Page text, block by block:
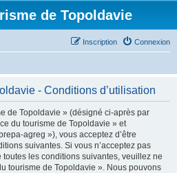
de Topoldavie
Connexion
Inscription
- Conditions d’utilisation
de Topoldavie » (désigné ci-après par
du tourisme de Topoldavie » et
agreg »), vous acceptez d’être
suivantes. Si vous n’acceptez pas
les conditions suivantes, veuillez ne
tourisme de Topoldavie ». Nous pouvons